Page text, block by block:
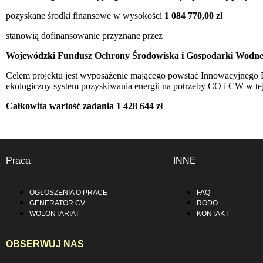
pozyskane środki finansowe w wysokości 1 084 770,00 zł
stanowią dofinansowanie przyznane przez
Wojewódzki Fundusz Ochrony Środowiska i Gospodarki
Celem projektu jest wyposażenie mającego powstać
ekologiczny system pozyskiwania energii na potrzeby CO i CW w
Całkowita wartość zadania 1 428 644 zł
Praca
OGŁOSZENIA O PRACE
GENERATOR CV
WOLONTARIAT
INNE
FAQ
RODO
KONTAKT
OBSERWUJ NAS